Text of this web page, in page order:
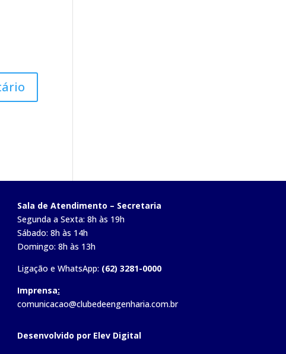
Sala de Atendimento – Secretaria
Segunda a Sexta: 8h às 19h
Sábado: 8h às 14h
Domingo: 8h às 13h
Ligação e WhatsApp: (62) 3281-0000
Imprensa:
comunicacao@clubedeengenharia.com.br
Desenvolvido por Elev Digital